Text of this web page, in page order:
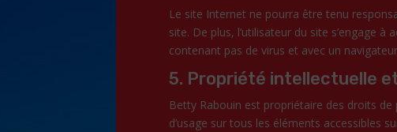
Le site Internet ne pourra être tenu
site. De plus, l’utilisateur du site s’engage
contenant pas de virus et avec un
5. Propriété intellectuelle
Betty Rabouin est propriétaire des droits
d’usage sur tous les éléments accessibles